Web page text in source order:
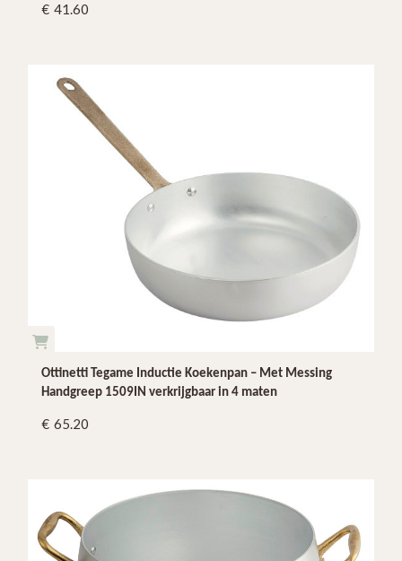
41.60
Ottinetti Tegame Inductie Koekenpan – Met Messing
Handgreep 1509IN verkrijgbaar in 4 maten
65.20